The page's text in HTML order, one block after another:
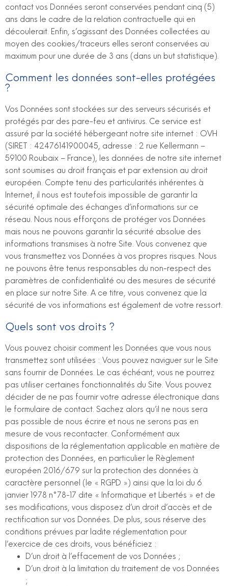
contact vos Données seront conservées pendant cinq (5)
ans dans le cadre de la relation contractuelle qui en
découlerait. Enfin, s’agissant des Données collectées au
moyen des cookies/traceurs elles seront conservées au
maximum pour une durée de 3 ans (dans un but statistique).
Comment les données sont-elles protégées
?
Vos Données sont stockées sur des serveurs sécurisés et
protégés par des pare-feu et antivirus. Ce service est
assuré par la société hébergeant notre site internet : OVH
(SIRET : 42476141900045, adresse : 2 rue Kellermann –
59100 Roubaix – France), les données de notre site internet
sont soumises au droit français et par extension au droit
européen. Compte tenu des particularités inhérentes à
Internet, il nous est toutefois impossible de garantir la
sécurité optimale des échanges d’informations sur ce
réseau. Nous nous efforçons de protéger vos Données
mais nous ne pouvons garantir la sécurité absolue des
informations transmises à notre Site. Vous convenez que
vous transmettez vos Données à vos propres risques. Nous
ne pouvons être tenus responsables du non-respect des
paramètres de confidentialité ou des mesures de sécurité
en place sur notre Site. A ce titre, vous convenez que la
sécurité de vos informations est également de votre ressort.
Quels sont vos droits ?
Vous pouvez choisir comment les Données que vous nous
transmettez sont utilisées : Vous pouvez naviguer sur le Site
sans fournir de Données. Le cas échéant, vous ne pourrez
pas utiliser certaines fonctionnalités du Site. Vous pouvez
décider de ne pas fournir votre adresse électronique dans
le formulaire de contact. Sachez alors qu’il ne nous sera
pas possible de nous écrire et nous ne serons pas en
mesure de vous recontacter. Conformément aux
dispositions de la réglementation applicable en matière de
protection des Données, en particulier le Règlement
européen 2016/679 sur la protection des données à
caractère personnel (le « RGPD ») ainsi que la loi du 6
janvier 1978 n°78-17 dite « Informatique et Libertés » et de
ses modifications, vous disposez d’un droit d’accès et de
rectification sur vos Données. De plus, sous réserve des
conditions prévues par ladite réglementation pour
l’exercice de ces droits, vous bénéficiez :
D’un droit à l’effacement de vos Données ;
D’un droit à la limitation du traitement de vos Données
;